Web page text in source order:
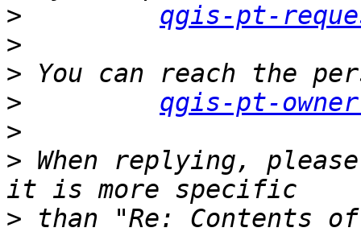
>
qgis-pt-
>
>
>
qgis-pt-
>
> When replying,
>